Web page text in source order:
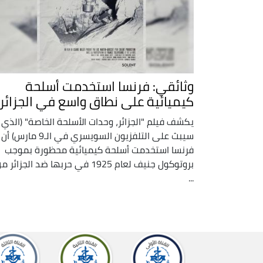
وثائقي: فرنسا استخدمت أسلحة
كيميائية على نطاق واسع في الجزائر
يكشف فيلم "الجزائر، وحدات الأسلحة الخاصة" (الذي
سيبث على التلفزيون السويسري في الـ9 مارس) أن
فرنسا استخدمت أسلحة كيميائية محظورة بموجب
بروتوكول جنيف لعام 1925 في حربها ضد
...